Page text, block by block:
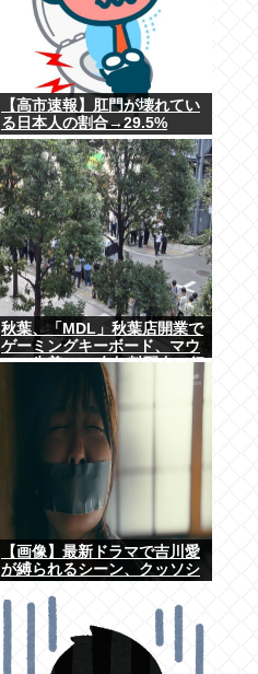
【高市速報】肛門が壊れてい
る日本人の割合→29.5%
秋葉、「MDL」秋葉店開業で
ゲーミングキーボード、マウ
ス、先着1000名無料配布で行
列。まだいけるぞ急げ!!
【画像】最新ドラマで吉川愛
が縛られるシーン、クッソシ